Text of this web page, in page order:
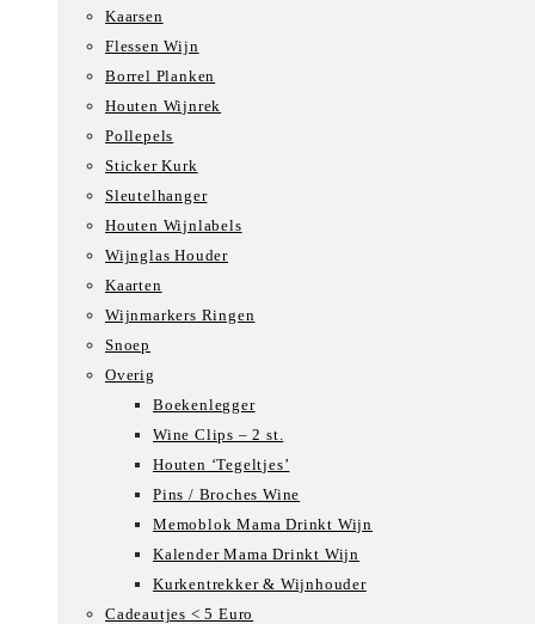
Kaarsen
Flessen Wijn
Borrel Planken
Houten Wijnrek
Pollepels
Sticker Kurk
Sleutelhanger
Houten Wijnlabels
Wijnglas Houder
Kaarten
Wijnmarkers Ringen
Snoep
Overig
Boekenlegger
Wine Clips – 2 st.
Houten ‘Tegeltjes’
Pins / Broches Wine
Memoblok Mama Drinkt Wijn
Kalender Mama Drinkt Wijn
Kurkentrekker & Wijnhouder
Cadeautjes < 5 Euro